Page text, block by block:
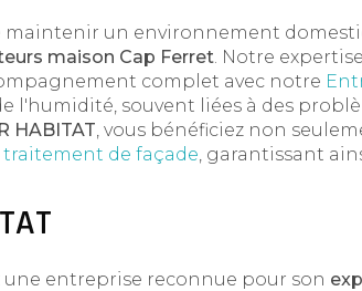
maintenir un environnement
maison Cap Ferret . Notre
complet avec notre
l'humidité, souvent liées à des
HABITAT , vous bénéficiez non
de façade , garantissant
une entreprise reconnue pour son